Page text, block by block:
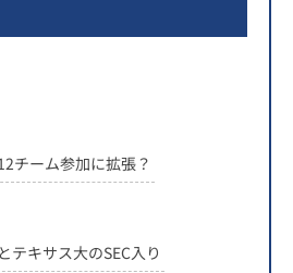
チーム参加に拡張？
テキサス大のSEC入り